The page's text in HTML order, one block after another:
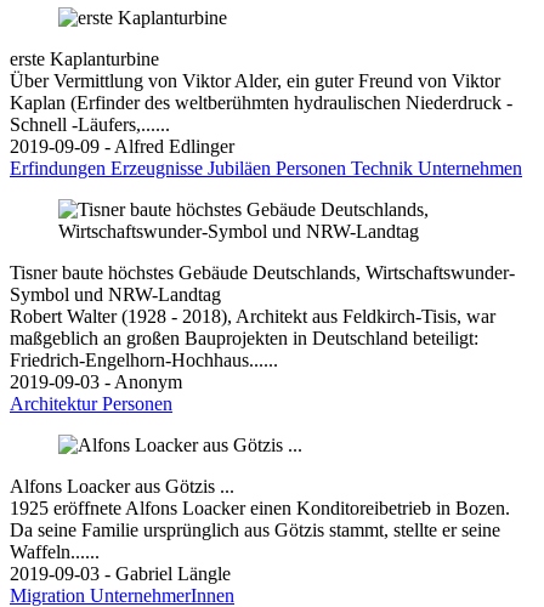
erste Kaplanturbine
Über Vermittlung von Viktor Alder, ein guter Freund von Viktor
Kaplan (Erfinder des weltberühmten hydraulischen Niederdruck -
Schnell -Läufers,......
2019-09-09 - Alfred Edlinger
Erfindungen Erzeugnisse Jubiläen Personen Technik Unternehmen
Tisner baute höchstes Gebäude Deutschlands, Wirtschaftswunder-
Symbol und NRW-Landtag
Robert Walter (1928 - 2018), Architekt aus Feldkirch-Tisis, war
maßgeblich an großen Bauprojekten in Deutschland beteiligt:
Friedrich-Engelhorn-Hochhaus......
2019-09-03 - Anonym
ArchitekturPersonen
Alfons Loacker aus Götzis ...
1925 eröffnete Alfons Loacker einen Konditoreibetrieb in Bozen.
Da seine Familie ursprünglich aus Götzis stammt, stellte er seine
Waffeln......
2019-09-03 - Gabriel Längle
Migration UnternehmerInnen